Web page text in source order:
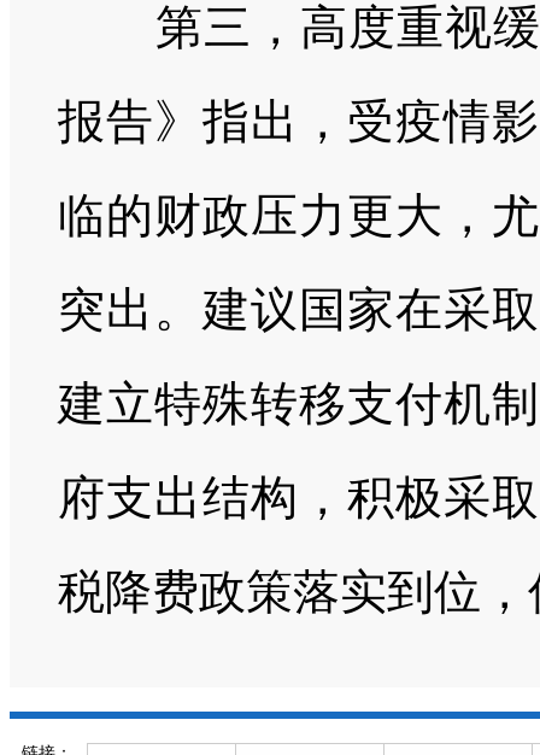
第三，高度重视缓
报告》指出，受疫情
临的财政压力更大，
突出。建议国家在采
建立特殊转移支付机
府支出结构，积极采
税降费政策落实到位